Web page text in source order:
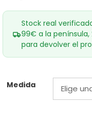
Stock real
99€ a la península,
para devolver el
Medida